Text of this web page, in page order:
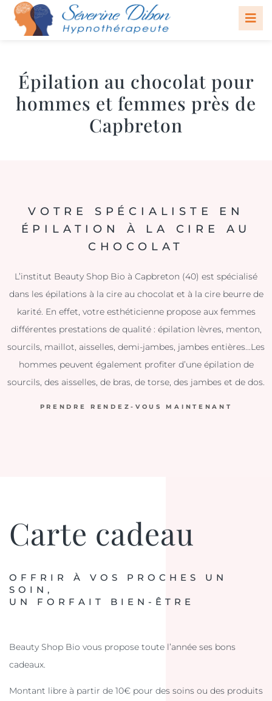
Épilation au chocolat pour
hommes et femmes près de
Capbreton
VOTRE SPÉCIALISTE EN
ÉPILATION À LA CIRE AU
CHOCOLAT
L’institut Beauty Shop Bio à Capbreton (40) est spécialisé
dans les épilations à la cire au chocolat et à la cire beurre de
karité. En effet, votre esthéticienne propose aux femmes
différentes prestations de qualité : épilation lèvres, menton,
sourcils, maillot, aisselles, demi-jambes, jambes entières...Les
hommes peuvent également profiter d’une épilation de
sourcils, des aisselles, de bras, de torse, des jambes et de dos.
PRENDRE RENDEZ-VOUS MAINTENANT
Carte cadeau
OFFRIR À VOS PROCHES UN
SOIN,
UN FORFAIT BIEN-ÊTRE
Beauty Shop Bio vous propose toute l’année ses bons
cadeaux.
Montant libre à partir de 10€ pour des soins ou des produits